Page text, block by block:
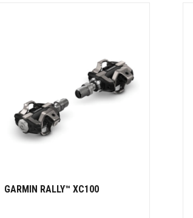
GARMIN RALLY™ XC100